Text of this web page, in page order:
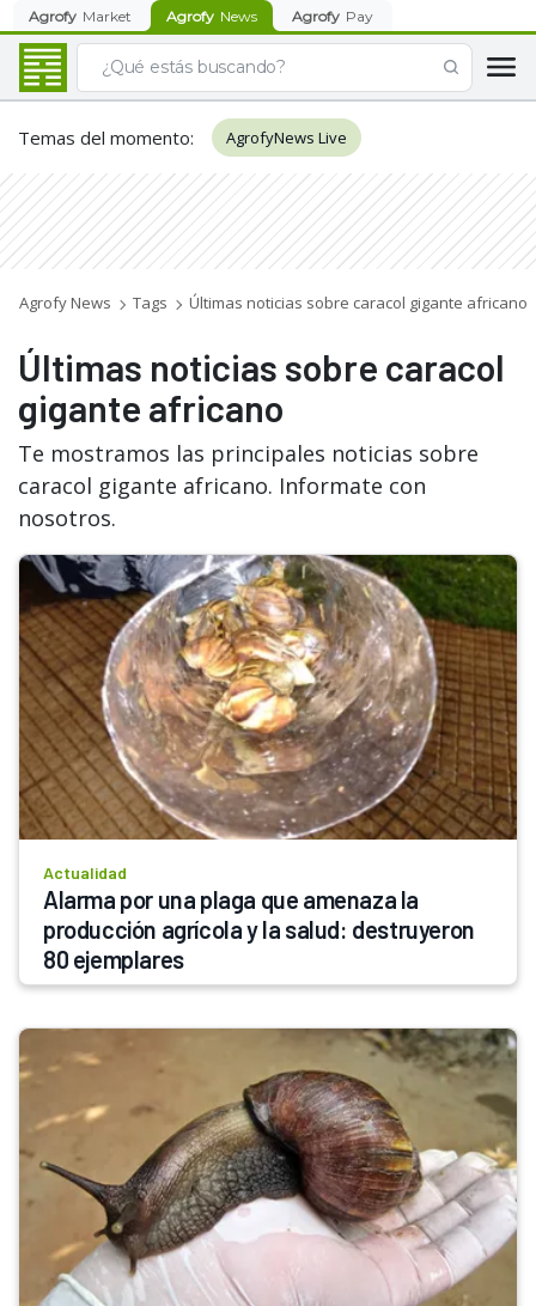
Agrofy Market Agrofy News Agrofy Pay
Temas del momento: AgrofyNews Live
Agrofy News Tags Últimas noticias sobre caracol gigante africano
Últimas noticias sobre caracol
gigante africano
Te mostramos las principales noticias sobre
caracol gigante africano. Informate con
nosotros.
Actualidad
Alarma por una plaga que amenaza la
producción agrícola y la salud: destruyeron
80 ejemplares